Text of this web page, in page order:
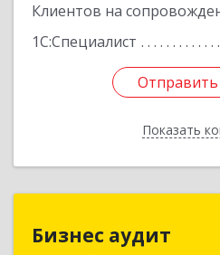
Клиентов на
1С:Специалист
Отправить
Показать
Отправить
Бизнес аудит